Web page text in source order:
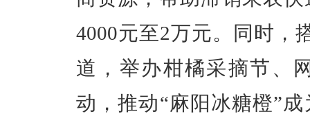
4000元至2万元。同时，
道，举办柑橘采摘节、
动，推动“麻阳冰糖橙”成